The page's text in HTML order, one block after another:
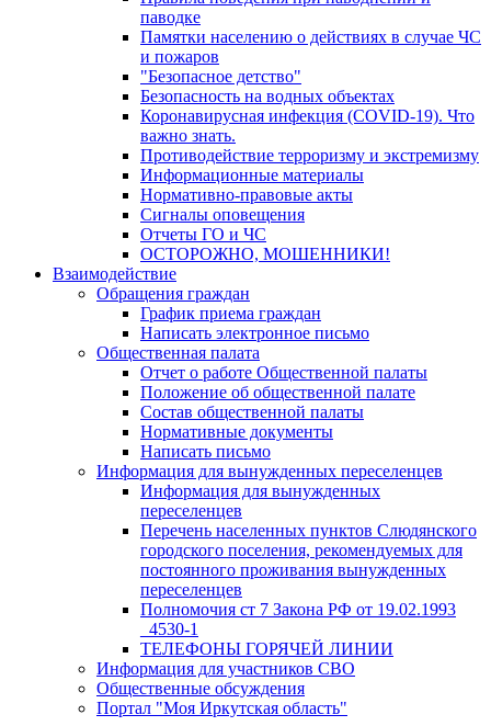
паводке
Памятки населению о действиях в случае ЧС
и пожаров
"Безопасное детство"
Безопасность на водных объектах
Коронавирусная инфекция (COVID-19). Что
важно знать.
Противодействие терроризму и экстремизму
Информационные материалы
Нормативно-правовые акты
Сигналы оповещения
Отчеты ГО и ЧС
ОСТОРОЖНО, МОШЕННИКИ!
Взаимодействие
Обращения граждан
График приема граждан
Написать электронное письмо
Общественная палата
Отчет о работе Общественной палаты
Положение об общественной палате
Состав общественной палаты
Нормативные документы
Написать письмо
Информация для вынужденных переселенцев
Информация для вынужденных
переселенцев
Перечень населенных пунктов Слюдянского
городского поселения, рекомендуемых для
постоянного проживания вынужденных
переселенцев
Полномочия ст 7 Закона РФ от 19.02.1993
_4530-1
ТЕЛЕФОНЫ ГОРЯЧЕЙ ЛИНИИ
Информация для участников СВО
Общественные обсуждения
Портал "Моя Иркутская область"